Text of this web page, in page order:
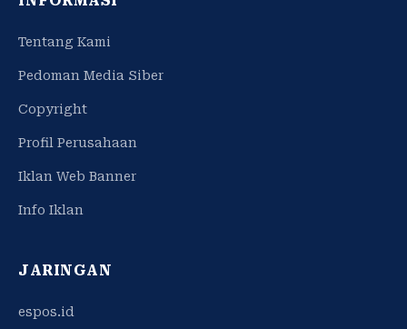
Tentang Kami
Pedoman Media Siber
Copyright
Profil Perusahaan
Iklan Web Banner
Info Iklan
JARINGAN
espos.id